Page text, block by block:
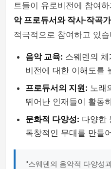
트들이 유로비전에 참여
악 프로듀서와 작사·작곡가
적극적으로 참여하고 있
음악 교육: 스웨덴의
비전에 대한 이해도를
프로듀서의 지원: 노래
뛰어난 인재들이 활동
문화적 다양성: 다양한
독창적인 무대를 만들
"스웨덴의 음악적 다양성